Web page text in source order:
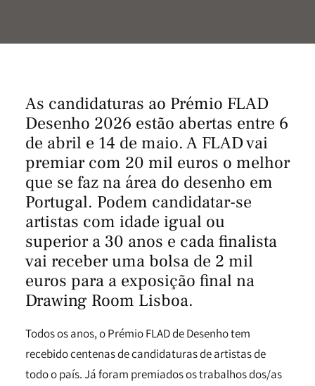
As candidaturas ao Prémio FLAD
Desenho 2026 estão abertas entre 6
de abril e 14 de maio. A FLAD vai
premiar com 20 mil euros o melhor
que se faz na área do desenho em
Portugal. Podem candidatar-se
artistas com idade igual ou
superior a 30 anos e cada finalista
vai receber uma bolsa de 2 mil
euros para a exposição final na
Drawing Room Lisboa.
Todos os anos, o Prémio FLAD de Desenho tem
recebido centenas de candidaturas de artistas de
todo o país. Já foram premiados os trabalhos dos/as